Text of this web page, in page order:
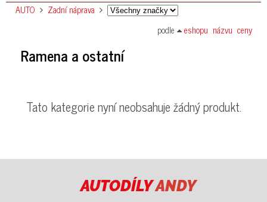
AUTO Zadní náprava
Ramena a ostatní
podle eshopu názvu ceny
Tato kategorie nyní neobsahuje žádný produkt.
AUTODÍLYANDY